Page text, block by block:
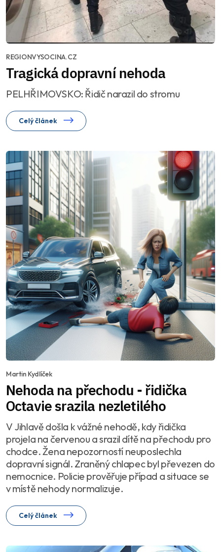
REGIONVYSOCINA.CZ
Tragická dopravní nehoda
PELHŘIMOVSKO: Řidič narazil do stromu
Celý článek
Martin Kydlíček
Nehoda na přechodu - řidička
Octavie srazila nezletilého
V Jihlavě došla k vážné nehodě, kdy řidička
projela na červenou a srazil dítě na přechodu pro
chodce. Žena nepozorností neuposlechla
dopravní signál. Zraněný chlapec byl převezen do
nemocnice. Policie prověřuje případ a situace se
v místě nehody normalizuje.
Celý článek